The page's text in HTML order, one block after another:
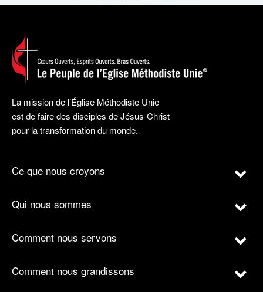
La mission de l’Église Méthodiste Unie
est de faire des disciples de Jésus-Christ
pour la transformation du monde.
Ce que nous croyons
Qui nous sommes
Comment nous servons
Comment nous grandissons